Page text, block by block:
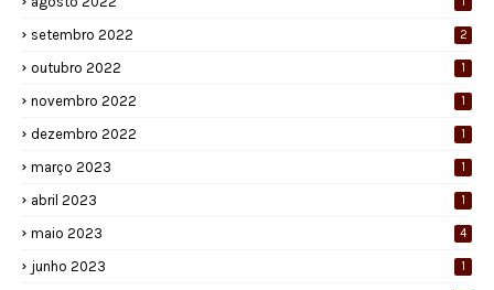
setembro 2022 2
outubro 2022 1
novembro 2022 1
dezembro 2022 1
março 2023 1
abril 2023 1
maio 2023 4
junho 2023 1